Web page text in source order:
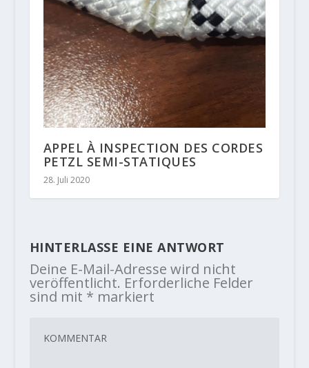
APPEL À INSPECTION DES CORDES
PETZL SEMI-STATIQUES
28. Juli 2020
HINTERLASSE EINE ANTWORT
Deine E-Mail-Adresse wird nicht
veröffentlicht. Erforderliche Felder
sind mit * markiert